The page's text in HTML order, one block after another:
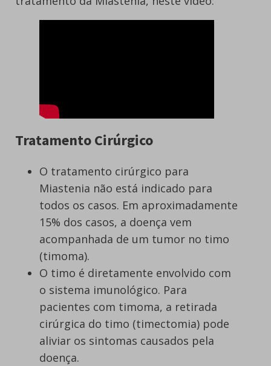
Tratamento Cirúrgico
O tratamento cirúrgico para
Miastenia não está indicado para
todos os casos. Em aproximadamente
15% dos casos, a doença vem
acompanhada de um tumor no timo
(timoma).
O timo é diretamente envolvido com
o sistema imunológico. Para
pacientes com timoma, a retirada
cirúrgica do timo (timectomia) pode
aliviar os sintomas causados pela
doença.